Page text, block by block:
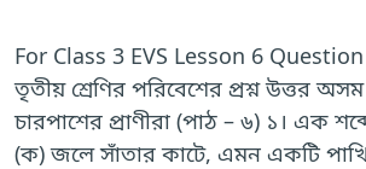
For Class 3 EVS Lesson 6
তৃতীয় শ্রেণির পরিবেশের প্রশ্ন উত্তর
চারপাশের প্রাণীরা (পাঠ – ৬) ১। এক
(ক) জলে সাঁতার কাটে, এমন একটি